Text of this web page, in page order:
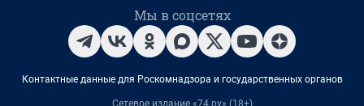
Мы в соцсетях
Контактные данные для Роскомнадзора и государственных органов
Сетевое издание «74.ру» (18+)